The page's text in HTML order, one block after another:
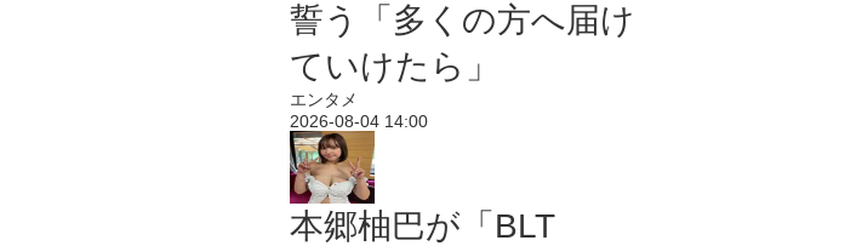
誓う「多くの方へ届け
ていけたら」
エンタメ
2026-08-04 14:00
本郷柚巴が「BLT